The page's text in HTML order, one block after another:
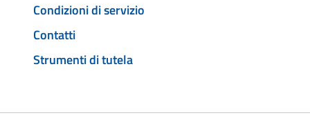
Condizioni di servizio
Contatti
Strumenti di tutela